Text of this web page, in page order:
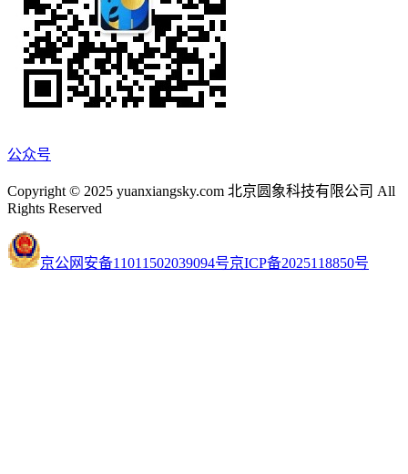
公众号
Copyright © 2025 yuanxiangsky.com 北京圆象科技有限公司 All
Rights Reserved
京公网安备11011502039094号京ICP备2025118850号